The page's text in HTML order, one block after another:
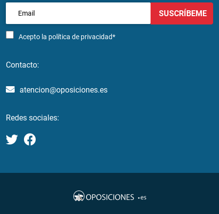
Acepto la política de privacidad*
SUSCRÍBEME
Contacto:
atencion@oposiciones.es
Redes sociales: